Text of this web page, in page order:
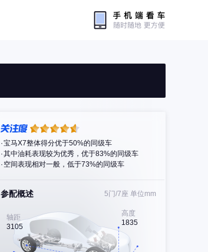
宝马X7整体得分优于50%的同级车
其中油耗表现较为优秀，优于83%的同级车
空间表现相对一般，低于73%的同级车
参配概述 5门/7座 单位mm
轴距
3105
高度
1835